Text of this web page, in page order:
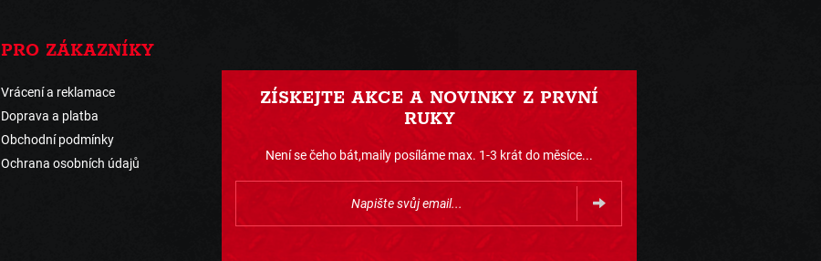
PRO ZÁKAZNÍKY
Vrácení a reklamace
Doprava a platba
Obchodní podmínky
Ochrana osobních údajů
ZÍSKEJTE AKCE A NOVINKY Z PRVNÍ
RUKY
Není se čeho bát,maily posíláme max. 1-3 krát do měsíce...